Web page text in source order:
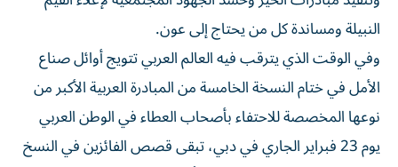
النبيلة ومساندة كل من يحتاج إلى عون.
وفي الوقت الذي يترقب فيه العالم العربي تتويج أوائل صناع
الأمل في ختام النسخة الخامسة من المبادرة العربية الأكبر من
نوعها المخصصة للاحتفاء بأصحاب العطاء في الوطن العربي
يوم 23 فبراير الجاري في دبي، تبقى قصص الفائزين في النسخ